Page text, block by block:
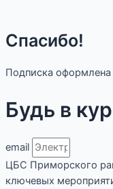
Спасибо!
Подписка оформлена
Будь в
email
ЦБС Приморского
ключевых